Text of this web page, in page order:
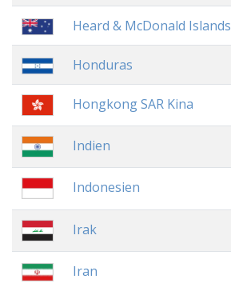
Heard & McDonald Islands
Honduras
Hongkong SAR Kina
Indien
Indonesien
Irak
Iran